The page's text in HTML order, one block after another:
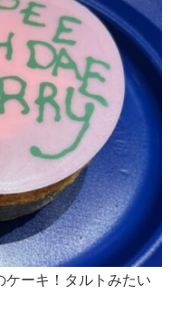
ケーキ！タルトみたい